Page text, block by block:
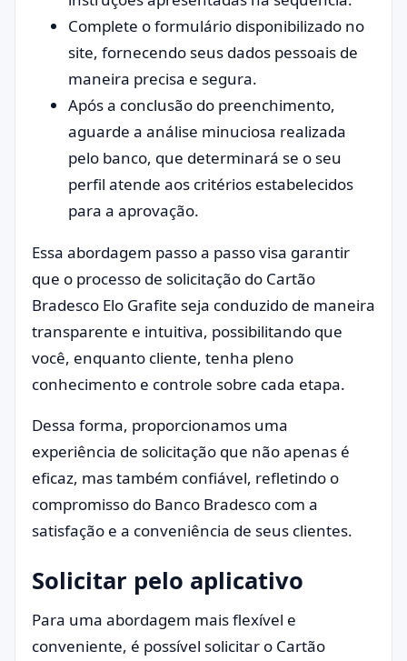
Complete o formulário disponibilizado no
site, fornecendo seus dados pessoais de
maneira precisa e segura.
Após a conclusão do preenchimento,
aguarde a análise minuciosa realizada
pelo banco, que determinará se o seu
perfil atende aos critérios estabelecidos
para a aprovação.
Essa abordagem passo a passo visa garantir
que o processo de solicitação do Cartão
Bradesco Elo Grafite seja conduzido de maneira
transparente e intuitiva, possibilitando que
você, enquanto cliente, tenha pleno
conhecimento e controle sobre cada etapa.
Dessa forma, proporcionamos uma
experiência de solicitação que não apenas é
eficaz, mas também confiável, refletindo o
compromisso do Banco Bradesco com a
satisfação e a conveniência de seus clientes.
Solicitar pelo aplicativo
Para uma abordagem mais flexível e
conveniente, é possível solicitar o Cartão